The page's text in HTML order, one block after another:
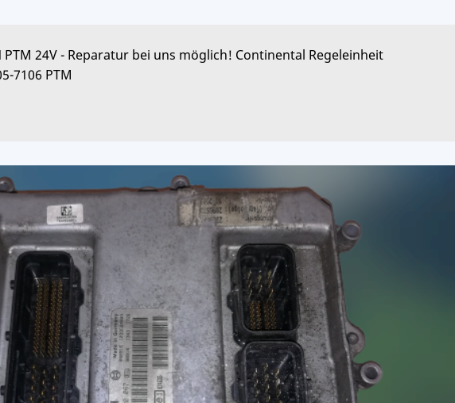
24V - Reparatur bei uns möglich! Continental Regeleinheit
7106 PTM